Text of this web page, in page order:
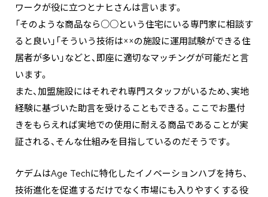
ワークが役に立つとナヒさんは言います。
「そのような商品なら○○という住宅にいる専門家に相談す
ると良い」「そういう技術は××の施設に運用試験ができる住
居者が多い」などと、即座に適切なマッチングが可能だと言
います。
また、加盟施設にはそれぞれ専門スタッフがいるため、実地
経験に基づいた助言を受けることもできる。ここでお墨付
きをもらえれば実地での使用に耐える商品であることが実
証される、そんな仕組みを目指しているのだそうです。
ケデムはAge Techに特化したイノベーションハブを持ち、
技術進化を促進するだけでなく市場にも入りやすくする役